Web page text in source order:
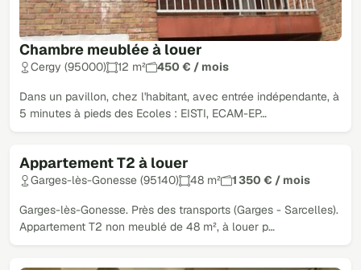
Chambre meublée à louer
Cergy (95000) 12 m² 450 € / mois
Dans un pavillon, chez l'habitant, avec entrée indépendante, à
5 minutes à pieds des Ecoles : EISTI, ECAM-EP…
Appartement T2 à louer
Garges-lès-Gonesse (95140) 48 m² 1 350 € / mois
Garges-lès-Gonesse. Près des transports (Garges - Sarcelles).
Appartement T2 non meublé de 48 m², à louer p…